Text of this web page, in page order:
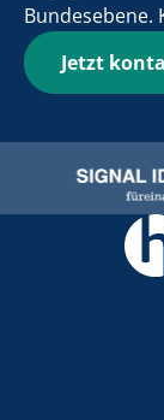
Bundesebene.
Jetzt